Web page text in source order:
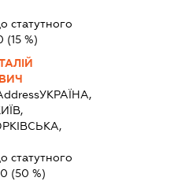
статутного
(15 %)
УКРАЇНА,
статутного
(50 %)